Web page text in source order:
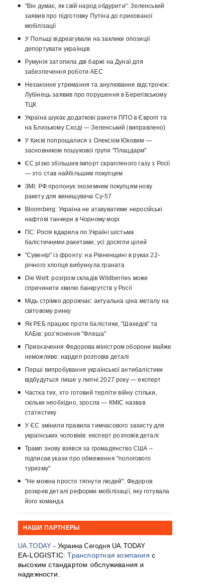
"Він думає, як свій народ обдурити": Зеленський
заявив про підготовку Путіна до прихованої
мобілізації
У Польщі відреагували на заклики опозиції
депортувати українців
Румунія затопила дві баржі на Дунаї для
забезпечення роботи АЕС
Незаконне утримання та анулювання відстрочок:
Лубінець заявив про порушення в Берегівському
ТЦК
Україна шукає додаткові ракети ППО в Європі та
на Близькому Сході — Зеленський (виправлено)
У Києві попрощалися з Олексієм Юковим —
засновником пошукової групи "Плацдарм"
ЄС різко збільшив імпорт скрапленого газу з Росії
— хто став найбільшим покупцем
ЗМІ: РФ пропонує іноземним покупцям нову
ракету для винищувача Су-57
Bloomberg: Україна не атакуватиме неросійські
нафтові танкери в Чорному морі
ПС: Росія вдарила по Україні шістьма
балістичними ракетами, усі досягли цілей
"Сувенір" із фронту: на Рівненщині в руках 22-
річного хлопця вибухнула граната
Die Welt: розгром складів Wildberries може
спричинити хвилю банкрутств у Росії
Мідь стрімко дорожчає: актуальна ціна металу на
світовому ринку
Як РЕБ працює проти балістики, "Шахедів" та
КАБів: роз'яснення "Флеша"
Призначення Федорова міністром оборони майже
неможливе: нардеп розповів деталі
Перші випробування української антибалістики
відбудуться лише у липні 2027 року — експерт
Частка тих, хто готовий терпіти війну стільки,
скільки необхідно, зросла — КМІС назвав
статистику
У ЄС змінили правила тимчасового захисту для
українських чоловіків: експерт розповів деталі
Трамп знову взявся за громадянство США –
підписав укази про обмеження "пологового
туризму"
"Не можна просто тягнути людей": Федоров
розкрив деталі реформи мобілізації, яку готувала
його команда
НАШИ ПАРТНЕРЫ
UA.TODAY - Украина Сегодня UA.TODAY
EA-LOGISTIC:Транспортная компания с
высоким стандартом обслуживания и
надежности.